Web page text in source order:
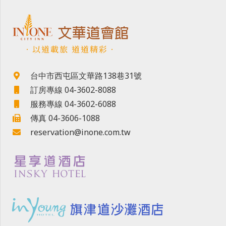
．以道載旅 道道精彩．
台中市西屯區文華路138巷31號
訂房專線 04-3602-8088
服務專線 04-3602-6088
傳真 04-3606-1088
reservation@inone.com.tw